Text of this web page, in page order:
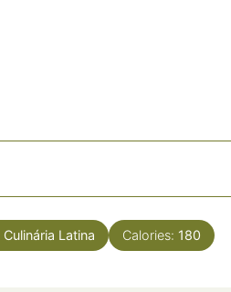
Culinária Latina Calories: 180